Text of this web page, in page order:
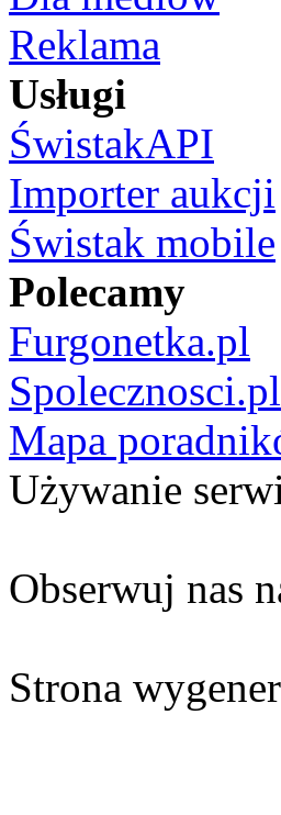
Reklama
Usługi
ŚwistakAPI
Importer aukcji
Świstak mobile
Polecamy
Furgonetka.pl
Spolecznosci.pl
Mapa
Używanie
Obserwuj nas
Strona